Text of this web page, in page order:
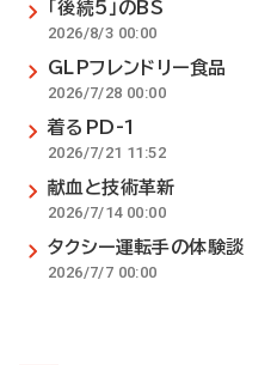
「後続5」のBS
2026/8/3 00:00
GLPフレンドリー食品
2026/7/28 00:00
着るPD-1
2026/7/21 11:52
献血と技術革新
2026/7/14 00:00
タクシー運転手の体験談
2026/7/7 00:00